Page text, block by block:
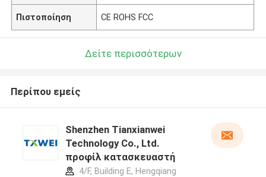
Πιστοποίηση CE ROHS FCC
Δείτε περισσότερων
Περίπου εμείς
Shenzhen Tianxianwei
Technology Co., Ltd.
προφίλ κατασκευαστή
4/F, Building E, Hengqiang